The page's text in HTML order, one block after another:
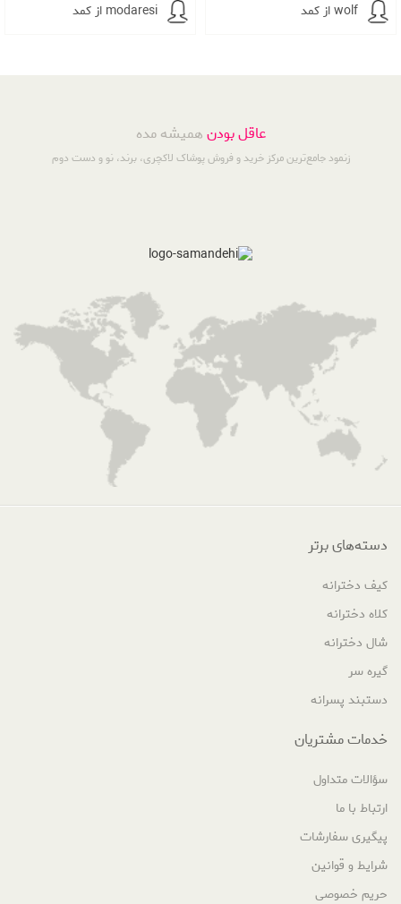
از کمد wolf از کمد modaresi
عاقل بودنهمیشه مده
زنمود جامع‌ترین مرکز خرید و فروش پوشاک لاکچری، برند، نو و دست دوم
دسته‌های برتر
کیف دخترانه
کلاه دخترانه
شال دخترانه
گیره سر
دستبند پسرانه
خدمات مشتریان
سؤالات متداول
ارتباط با ما
پیگیری سفارشات
شرایط و قوانین
حریم خصوصی